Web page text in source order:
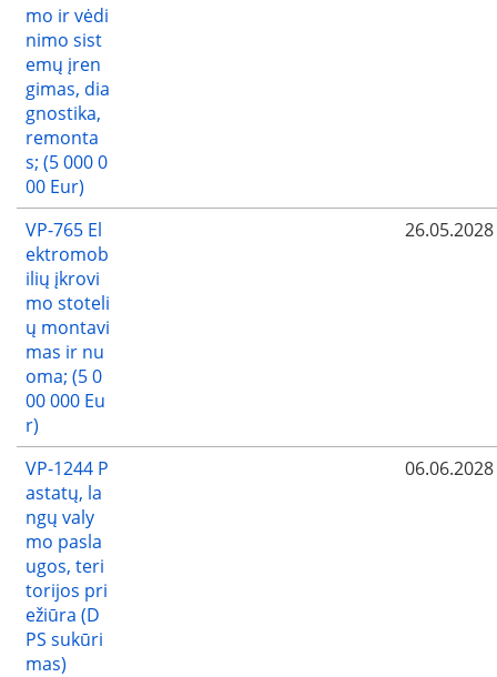
mo ir vėdi
nimo sist
emų įren
gimas, dia
gnostika,
remonta
s; (5 000 0
00 Eur)
VP-765 El
ektromob
ilių įkrovi
mo stoteli
ų montavi
mas ir nu
oma; (5 0
00 000 Eu
r)
26.05.2028
VP-1244 P
astatų, la
ngų valy
mo pasla
ugos, teri
torijos pri
ežiūra (D
PS sukūri
mas)
06.06.2028